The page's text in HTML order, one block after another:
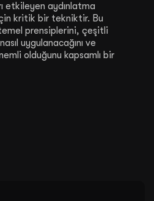
etkileyen aydınlatma
kritik bir tekniktir. Bu
prensiplerini, çeşitli
uygulanacağını ve
olduğunu kapsamlı bir